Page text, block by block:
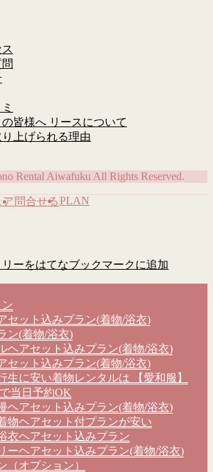
皆様へ リースについて
り上げられる理由
Rental Aiwafuku All Rights Reserved.
ア 問合せるPLAN
セット込みプラン(着物/浴衣)
ン(着物/浴衣)
ヘアセット込みプラン(着物/浴衣)
セット込みプラン(着物/浴衣)
生に安い着物レンタルは 【愛和服】
で当日予約OK
ヘアセット込みプラン(着物/浴衣)
物ヘアセット付プランが安い
衣ヘアセット込みプラン
ーヘアセット込みプラン(着物/浴衣)
（オプション）